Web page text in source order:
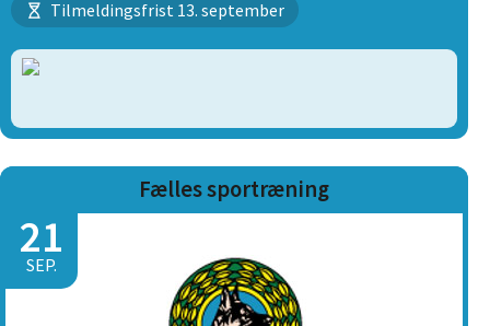
Tilmeldingsfrist 13. september
Fælles sportræning
21
SEP.